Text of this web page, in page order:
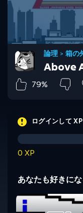
論理 > 箱の
Above
79%
ログインして
0 XP
あなたも好きに